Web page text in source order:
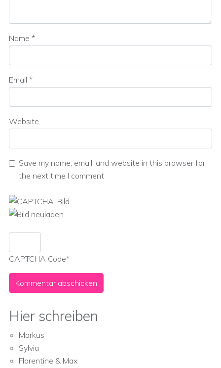
Name *
Email *
Website
Save my name, email, and website in this browser for
the next time I comment
CAPTCHA Code*
Hier schreiben
Markus
Sylvia
Florentine & Max